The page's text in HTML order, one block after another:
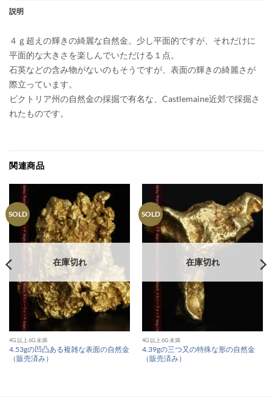
説明
４ｇ超えの輝きの綺麗な自然金。少し平面的ですが、それだけに
平面的な大きさを楽しんでいただける１点。
石英などの含み物がないのもそうですが、表面の輝きの綺麗さが
際立っています。
ビクトリア州の自然金の採掘で有名な、Castlemaine近郊で採掘さ
れたものです。
関連商品
SOLD
在庫切れ
4G以上6G未満
4.53gの凹凸ある複雑な表面の自然金
（販売済み）
SOLD
在庫切れ
4G以上6G未満
4.39gの三つ又の特殊な形の自然金
（販売済み）